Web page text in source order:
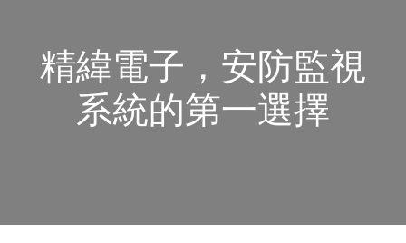
精緯電子，安防監視
系統的第一選擇